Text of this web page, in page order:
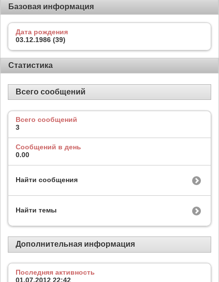
Базовая информация
Дата рождения
03.12.1986 (39)
Статистика
Всего сообщений
Всего сообщений
3
Сообщений в день
0.00
Найти сообщения
Найти темы
Дополнительная информация
Последняя активность
01.07.2012 22:42